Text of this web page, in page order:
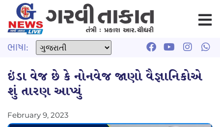
ભાષા:
ઇંડા વેજ છે કે નોનવેજ જાણો વૈજ્ઞાનિકોએ
શું તારણ આપ્યું
February 9, 2023